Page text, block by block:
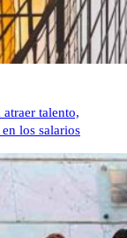
talento,
los salarios